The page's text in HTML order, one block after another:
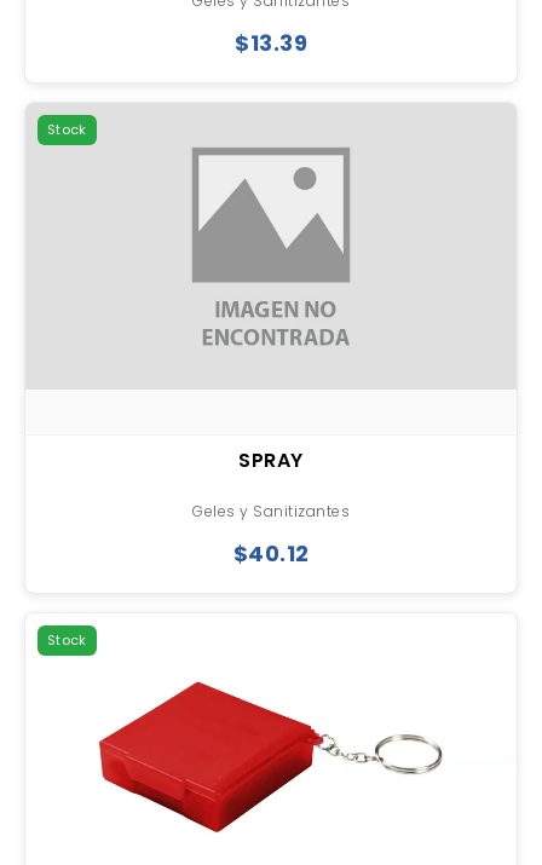
$13.39
Stock
SPRAY
Geles y Sanitizantes
$40.12
Stock